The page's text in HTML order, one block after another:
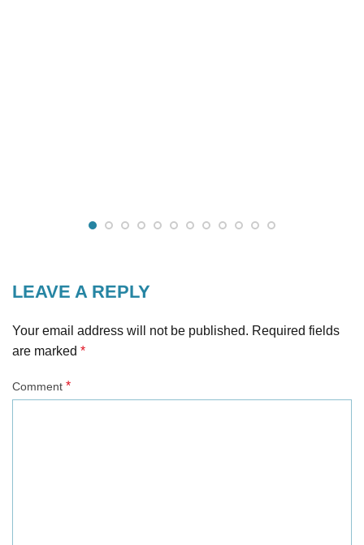
LEAVE A REPLY
Your email address will not be published. Required fields
are marked *
Comment *